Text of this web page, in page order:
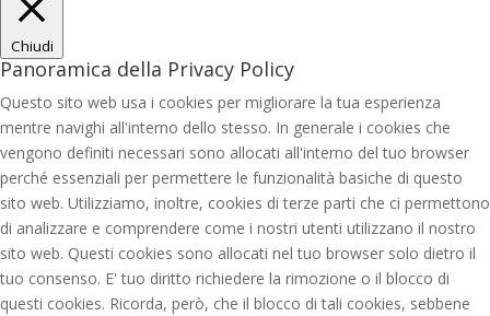
Chiudi
Panoramica della Privacy Policy
Questo sito web usa i cookies per migliorare la tua esperienza
mentre navighi all'interno dello stesso. In generale i cookies che
vengono definiti necessari sono allocati all'interno del tuo browser
perché essenziali per permettere le funzionalità basiche di questo
sito web. Utilizziamo, inoltre, cookies di terze parti che ci permettono
di analizzare e comprendere come i nostri utenti utilizzano il nostro
sito web. Questi cookies sono allocati nel tuo browser solo dietro il
tuo consenso. E' tuo diritto richiedere la rimozione o il blocco di
questi cookies. Ricorda, però, che il blocco di tali cookies, sebbene